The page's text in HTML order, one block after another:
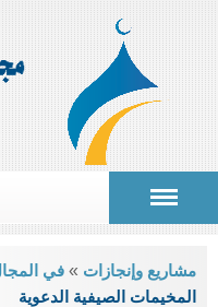
أنت هنا
مشاريع وإنجازات » في
المخيمات الصيفية الدعوية